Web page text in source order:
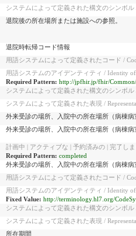
システムによって定義された構文のシンボル
退院後の所在場所または施設への参照。
退院時転帰コード情報
用語システムによって定義されたコード /
用語システムのアイデンティティ / Identity
Required Pattern: http://jpfhir.jp/fhir/Common/
システムによって定義された構文のシンボル
システムによって定義された表現 /
外来受診の場所、入院中の所在場所（病棟病
外来受診の場所、入院中の所在場所（病棟病
計画中 | アクティブな | 予約済みの | 完了しま
Required Pattern: completed
外来受診の場所、入院中の所在場所（病棟病
用語システムによって定義されたコード /
用語システムのアイデンティティ / Identity
Fixed Value: http://terminology.hl7.org/
システムによって定義された構文のシンボル
システムによって定義された表現 /
所在期間